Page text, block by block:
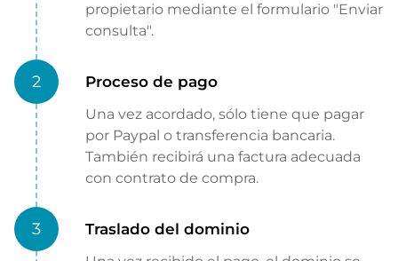
propietario mediante el formulario "Enviar
consulta".
2 Proceso de pago
Una vez acordado, sólo tiene que pagar
por Paypal o transferencia bancaria.
También recibirá una factura adecuada
con contrato de compra.
3 Traslado del dominio